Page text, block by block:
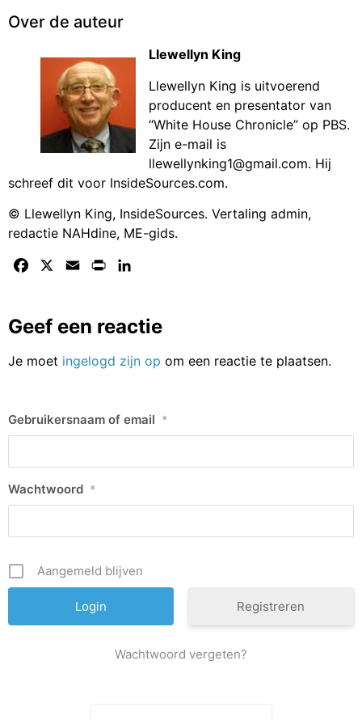
Over de auteur
Llewellyn King
Llewellyn King is uitvoerend
producent en presentator van
“White House Chronicle” op PBS.
Zijn e-mail is
llewellynking1@gmail.com. Hij
schreef dit voor InsideSources.com.
© Llewellyn King, InsideSources. Vertaling admin,
redactie NAHdine, ME-gids.
Facebook Email Print
Geef een reactie
Je moet ingelogd zijn op om een reactie te plaatsen.
Gebruikersnaam of email *
Wachtwoord *
Aangemeld blijven
Registreren
Wachtwoord vergeten?